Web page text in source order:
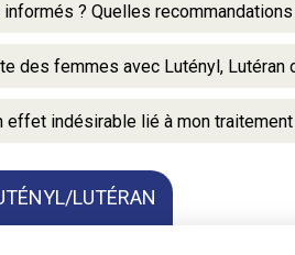
? Quelles
des femmes avec Lutényl, Lutéran
indésirable lié à mon
LUTÉRAN